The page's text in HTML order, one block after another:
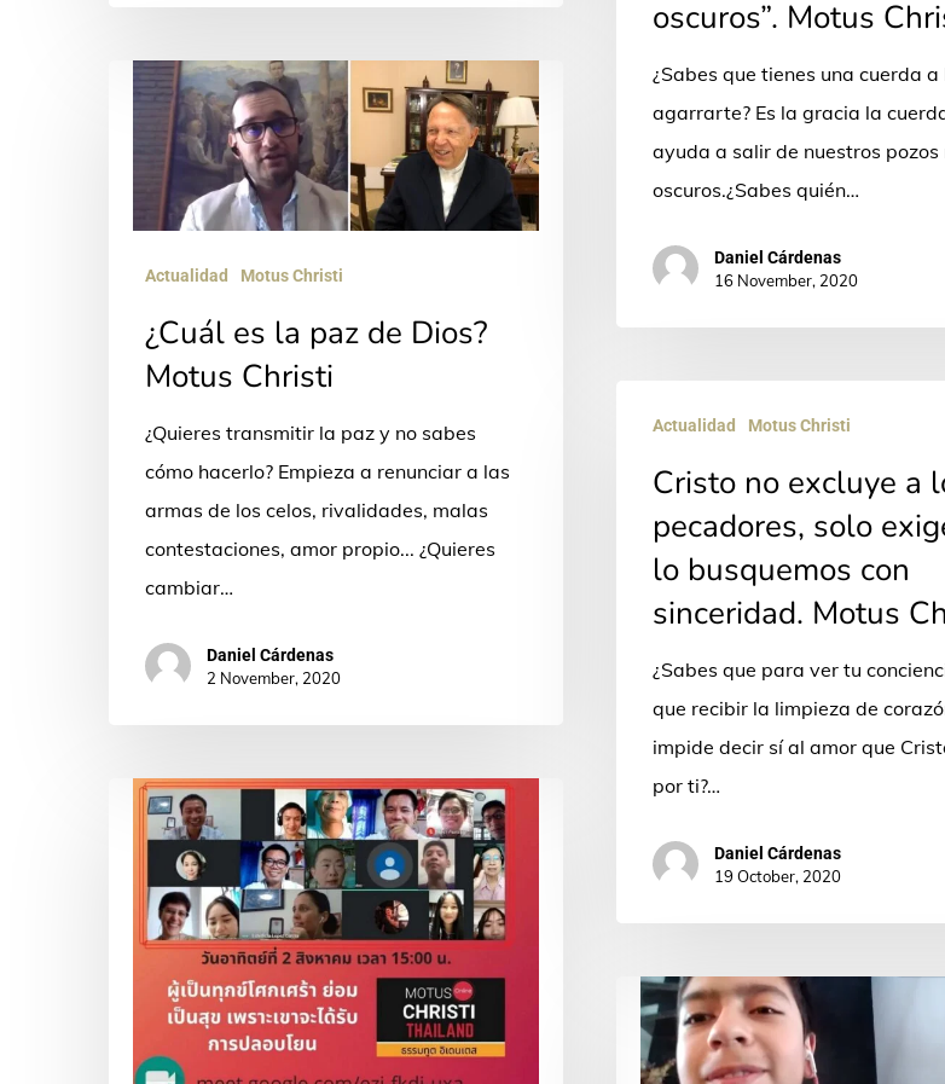
nuestros
pozos
oscuros”.
Christi
oscuros”. Motus
¿Sabes que tienes una cuerda a
agarrarte? Es la gracia la
ayuda a salir de nuestros pozos
oscuros.¿Sabes quién…
Daniel Cárdenas
16 November, 2020
¿Cuál
Dios?
Christi
Actualidad Motus Christi
¿Cuál es la paz de Dios?
Motus Christi
¿Quieres transmitir la paz y no sabes
cómo hacerlo? Empieza a renunciar a las
armas de los celos, rivalidades, malas
contestaciones, amor propio... ¿Quieres
cambiar…
Daniel Cárdenas
2 November, 2020
excluye
exige
busquemos
sinceridad.
Actualidad Motus Christi
Cristo no excluye a
pecadores, solo
lo busquemos con
sinceridad. Motus
¿Sabes que para ver tu
que recibir la limpieza de
impide decir sí al amor que
por ti?…
Daniel Cárdenas
19 October, 2020
Motus
Christi
Thai:
The
language
union
Experiencia
una